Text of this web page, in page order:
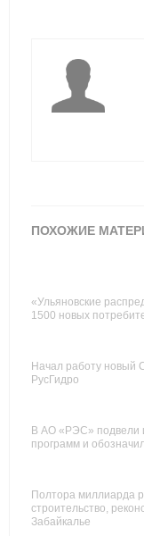
ПОХОЖИЕ
«Ульяновские
1500 новых
Начал работу новый
РусГидро
В АО «РЭС» подвели
программ и
Полтора миллиарда
строительство,
Забайкалье